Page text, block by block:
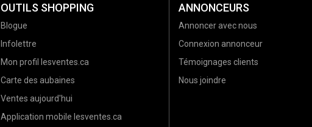
OUTILS SHOPPING
Blogue
Infolettre
Mon profil lesventes.ca
Carte des aubaines
Ventes aujourd'hui
Application mobile lesventes.ca
ANNONCEURS
Annoncer avec nous
Connexion annonceur
Témoignages clients
Nous joindre